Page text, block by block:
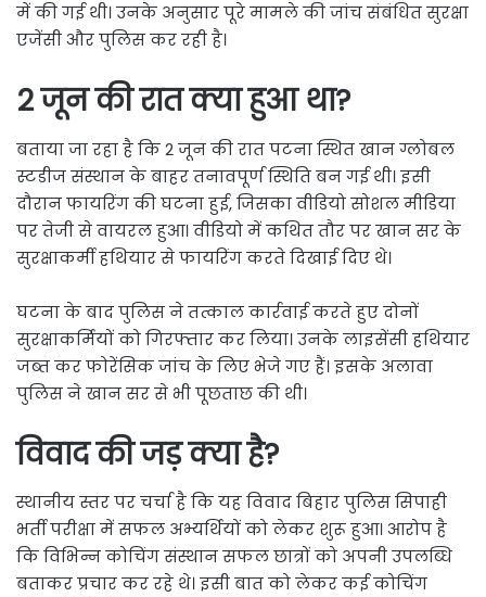
में की गई थी। उनके अनुसार पूरे मामले की जांच संबंधित सुरक्षा
एजेंसी और पुलिस कर रही है।
2 जून की रात क्या हुआ था?
बताया जा रहा है कि 2 जून की रात पटना स्थित खान ग्लोबल
स्टडीज संस्थान के बाहर तनावपूर्ण स्थिति बन गई थी। इसी
दौरान फायरिंग की घटना हुई, जिसका वीडियो सोशल मीडिया
पर तेजी से वायरल हुआ। वीडियो में कथित तौर पर खान सर के
सुरक्षाकर्मी हथियार से फायरिंग करते दिखाई दिए थे।
घटना के बाद पुलिस ने तत्काल कार्रवाई करते हुए दोनों
सुरक्षाकर्मियों को गिरफ्तार कर लिया। उनके लाइसेंसी हथियार
जब्त कर फोरेंसिक जांच के लिए भेजे गए हैं। इसके अलावा
पुलिस ने खान सर से भी पूछताछ की थी।
विवाद की जड़ क्या है?
स्थानीय स्तर पर चर्चा है कि यह विवाद बिहार पुलिस सिपाही
भर्ती परीक्षा में सफल अभ्यर्थियों को लेकर शुरू हुआ। आरोप है
कि विभिन्न कोचिंग संस्थान सफल छात्रों को अपनी उपलब्धि
बताकर प्रचार कर रहे थे। इसी बात को लेकर कई कोचिंग